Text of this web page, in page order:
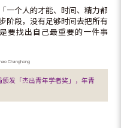
一个人的才能、时间、精力都
阶段，没有足够时间去把所有
要找出自己最重要的一件事
发「杰出青年学者奖」，年青